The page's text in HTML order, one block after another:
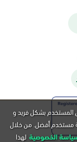
المستخدم بشكل فريد و
مستخدم أفضل. من خلال
الخصوصية لهذا